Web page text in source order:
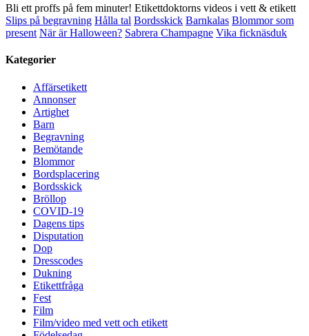
Bli ett proffs på fem minuter! Etikettdoktorns videos i vett & etikett
Slips på begravning Hålla tal Bordsskick Barnkalas Blommor som
present När är Halloween? Sabrera Champagne Vika ficknäsduk
Kategorier
Affärsetikett
Annonser
Artighet
Barn
Begravning
Bemötande
Blommor
Bordsplacering
Bordsskick
Bröllop
COVID-19
Dagens tips
Disputation
Dop
Dresscodes
Dukning
Etikettfråga
Fest
Film
Film/video med vett och etikett